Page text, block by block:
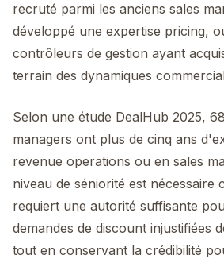
recruté parmi les anciens sales
développé une expertise pricing,
contrôleurs de gestion ayant
terrain des dynamiques
Selon une étude DealHub 2025,
managers ont plus de cinq ans
revenue operations ou en sales
niveau de séniorité est nécessaire
requiert une autorité suffisante
demandes de discount injustifiées
tout en conservant la crédibilité